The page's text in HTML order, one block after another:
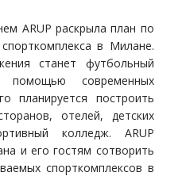
ARUP раскрыла план по
в Милане.
станет футбольный
помощью современных
планируется построить
отелей, детских
колледж. ARUP
и его гостям сотворить
спорткомплексов в